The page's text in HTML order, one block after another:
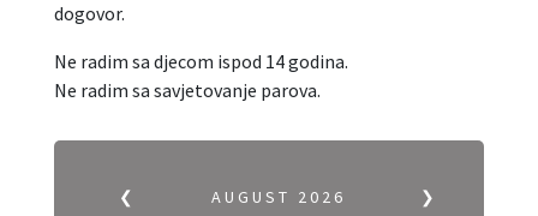
dogovor.
Ne radim sa djecom ispod 14 godina.
Ne radim sa savjetovanje parova.
❮ ❯
AUGUST 2026